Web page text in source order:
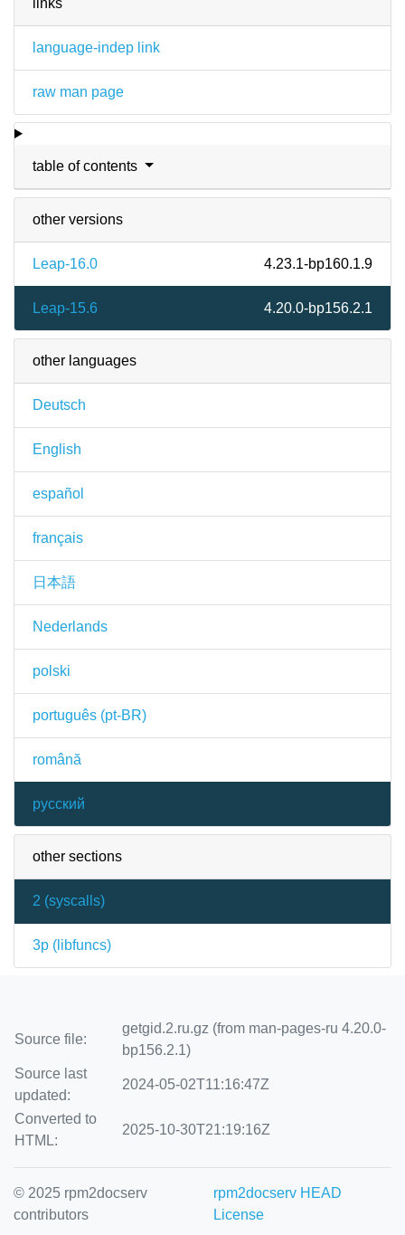
links
language-indep link
raw man page
table of contents
other versions
Leap-16.0 4.23.1-bp160.1.9
Leap-15.6 4.20.0-bp156.2.1
other languages
Deutsch
English
español
français
日本語
Nederlands
polski
português (pt-BR)
română
русский
other sections
2 (syscalls)
3p ( libfuncs)
Source file:
getgid.2.ru.gz (from man-pages-ru 4.20.0-
bp156.2.1)
Source last
updated:
2024-05-02T11:16:47Z
Converted to
HTML:
2025-10-30T21:19:16Z
© 2025 rpm2docserv
contributors
rpm2docserv HEAD
License